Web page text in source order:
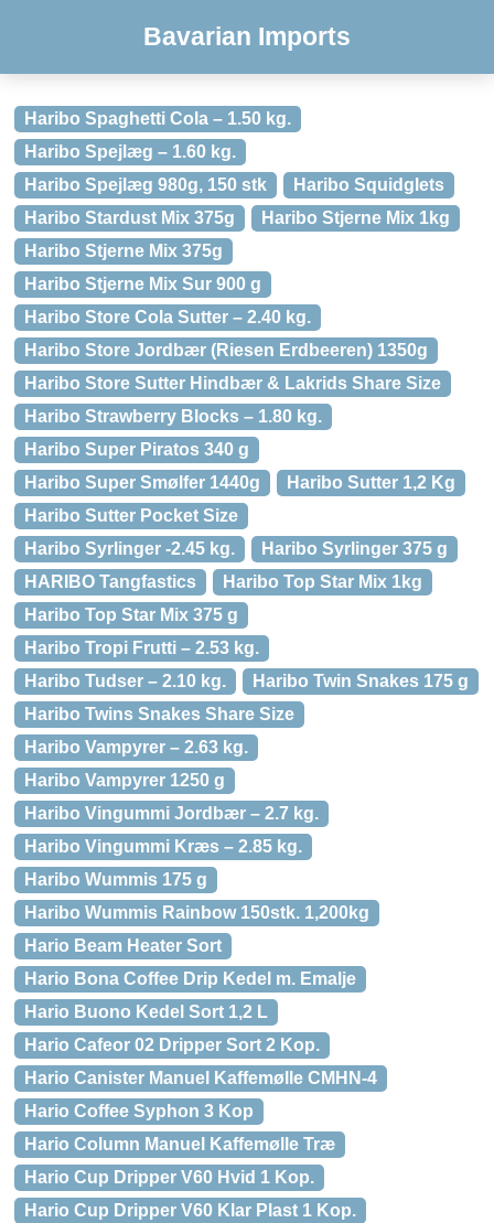
Bavarian Imports
Haribo Spaghetti Cola – 1.50 kg.
Haribo Spejlæg – 1.60 kg.
Haribo Spejlæg 980g, 150 stk
Haribo Squidglets
Haribo Stardust Mix 375g
Haribo Stjerne Mix 1kg
Haribo Stjerne Mix 375g
Haribo Stjerne Mix Sur 900 g
Haribo Store Cola Sutter – 2.40 kg.
Haribo Store Jordbær (Riesen Erdbeeren) 1350g
Haribo Store Sutter Hindbær & Lakrids Share Size
Haribo Strawberry Blocks – 1.80 kg.
Haribo Super Piratos 340 g
Haribo Super Smølfer 1440g
Haribo Sutter 1,2 Kg
Haribo Sutter Pocket Size
Haribo Syrlinger -2.45 kg.
Haribo Syrlinger 375 g
HARIBO Tangfastics
Haribo Top Star Mix 1kg
Haribo Top Star Mix 375 g
Haribo Tropi Frutti – 2.53 kg.
Haribo Tudser – 2.10 kg.
Haribo Twin Snakes 175 g
Haribo Twins Snakes Share Size
Haribo Vampyrer – 2.63 kg.
Haribo Vampyrer 1250 g
Haribo Vingummi Jordbær – 2.7 kg.
Haribo Vingummi Kræs – 2.85 kg.
Haribo Wummis 175 g
Haribo Wummis Rainbow 150stk. 1,200kg
Hario Beam Heater Sort
Hario Bona Coffee Drip Kedel m. Emalje
Hario Buono Kedel Sort 1,2 L
Hario Cafeor 02 Dripper Sort 2 Kop.
Hario Canister Manuel Kaffemølle CMHN-4
Hario Coffee Syphon 3 Kop
Hario Column Manuel Kaffemølle Træ
Hario Cup Dripper V60 Hvid 1 Kop.
Hario Cup Dripper V60 Klar Plast 1 Kop.